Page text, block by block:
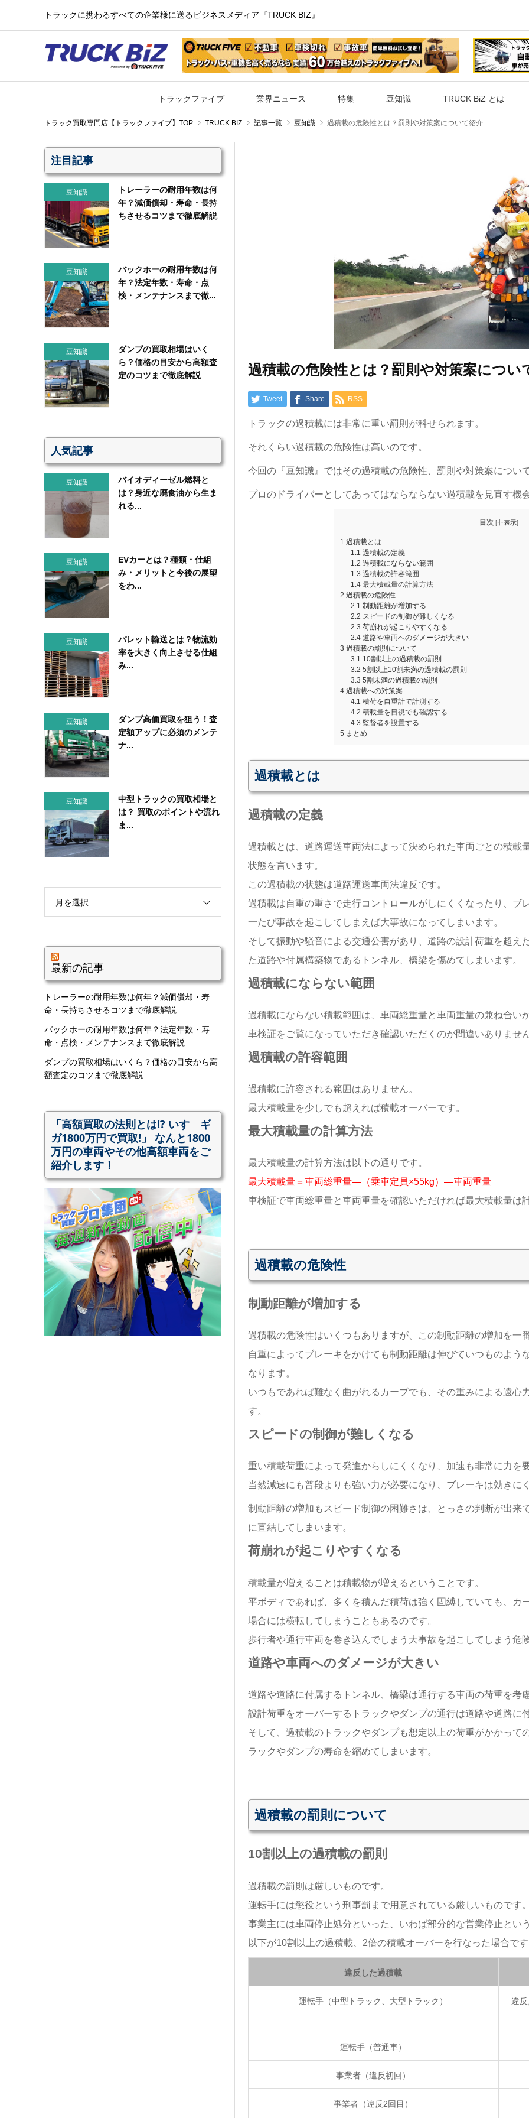
トラックに携わるすべての企業様に送るビジネスメディア『TRUCK BIZ』
トラックファイブ 業界ニュース 特集 豆知識 TRUCK BiZ とは
TRUCK BIZ 記事一覧 豆知識 過積載の危険性とは？罰則や対策案について紹介
過積載の危険性とは？罰則や対策案につい
Tweet Share RSS
トラックの過積載には非常に重い罰則が科せられます。
それくらい過積載の危険性は高いのです。
今回の『豆知識』ではその過積載の危険性、罰則や対策案につい
プロのドライバーとしてあってはならならない過積載を見直す機
目次 [非表示]
1 過積載とは
1.1 過積載の定義
1.2 過積載にならない範囲
1.3 過積載の許容範囲
1.4最大積載量の計算方法
2 過積載の危険性
2.1 制動距離が増加する
2.2 スピードの制御が難しくなる
2.3 荷崩れが起こりやすくなる
2.4道路や車両へのダメージが大きい
3 過積載の罰則について
3.1 10割以上の過積載の罰則
3.2 5割以上10割未満の過積載の罰則
3.3 5割未満の過積載の罰則
4過積載への対策案
4.1 積荷を自重計で計測する
4.2 積載量を目視でも確認する
4.3 監督者を設置する
5 まとめ
過積載とは
過積載の定義
過積載とは、道路運送車両法によって決められた車両ごとの積載
状態を言います。
この過積載の状態は道路運送車両法違反です。
過積載は自重の重さで走行コントロールがしにくくなったり、ブ
一たび事故を起こしてしまえば大事故になってしまいます。
そして振動や騒音による交通公害があり、道路の設計荷重を超
た道路や付属構築物であるトンネル、橋梁を傷めてしまいます。
過積載にならない範囲
過積載にならない積載範囲は、車両総重量と車両重量の兼ね合い
車検証をご覧になっていただき確認いただくのが間違いありません
過積載の許容範囲
過積載に許容される範囲はありません。
最大積載量を少しでも超えれば積載オーバーです。
最大積載量の計算方法
最大積載量の計算方法は以下の通りです。
最大積載量＝車両総重量―（乗車定員×55kg）―車両重量
車検証で車両総重量と車両重量を確認いただければ最大積載量は
過積載の危険性
制動距離が増加する
過積載の危険性はいくつもありますが、この制動距離の増加を一
自重によってブレーキをかけても制動距離は伸びていつものよう
なります。
いつもであれば難なく曲がれるカーブでも、その重みによる遠心
す。
スピードの制御が難しくなる
重い積載荷重によって発進からしにくくなり、加速も非常に力を
当然減速にも普段よりも強い力が必要になり、ブレーキは効きに
制動距離の増加もスピード制御の困難さは、とっさの判断が出来
に直結してしまいます。
荷崩れが起こりやすくなる
積載量が増えることは積載物が増えるということです。
平ボディであれば、多くを積んだ積荷は強く固縛していても、カ
場合には横転してしまうこともあるのです。
歩行者や通行車両を巻き込んでしまう大事故を起こしてしまう危
道路や車両へのダメージが大きい
道路や道路に付属するトンネル、橋梁は通行する車両の荷重を考
設計荷重をオーバーするトラックやダンプの通行は道路や道路に
そして、過積載のトラックやダンプも想定以上の荷重がかかって
ラックやダンプの寿命を縮めてしまいます。
過積載の罰則について
10割以上の過積載の罰則
過積載の罰則は厳しいものです。
運転手には懲役という刑事罰まで用意されている厳しいものです。
事業主には車両停止処分といった、いわば部分的な営業停止とい
以下が10割以上の過積載、2倍の積載オーバーを行なった場合です
違反した過積載
運転手（中型トラック、大型トラック）
違
運転手（普通車）
事業者（違反初回）
事業者（違反2回目）
注目記事
豆知識
トレーラーの耐用年数は何
年？減価償却・寿命・長持
ちさせるコツまで徹底解説
豆知識
バックホーの耐用年数は何
年？法定年数・寿命・点
検・メンテナンスまで徹...
豆知識
ダンプの買取相場はいく
ら？価格の目安から高額査
定のコツまで徹底解説
人気記事
豆知識
バイオディーゼル燃料と
は？身近な廃食油から生ま
れる...
豆知識
EVカーとは？種類・仕組
み・メリットと今後の展望
をわ...
豆知識
パレット輸送とは？物流効
率を大きく向上させる仕組
み...
豆知識
ダンプ高価買取を狙う！査
定額アップに必須のメンテ
ナ...
豆知識
中型トラックの買取相場と
は？ 買取のポイントや流れ
ま...
月を選択
最新の記事
トレーラーの耐用年数は何年？減価償却・寿
命・長持ちさせるコツまで徹底解説
バックホーの耐用年数は何年？法定年数・寿
命・点検・メンテナンスまで徹底解説
ダンプの買取相場はいくら？価格の目安から高
額査定のコツまで徹底解説
「高額買取の法則とは!? いすゞギ
ガ1800万円で買取!」 なんと1800
万円の車両やその他高額車両をご
紹介します！